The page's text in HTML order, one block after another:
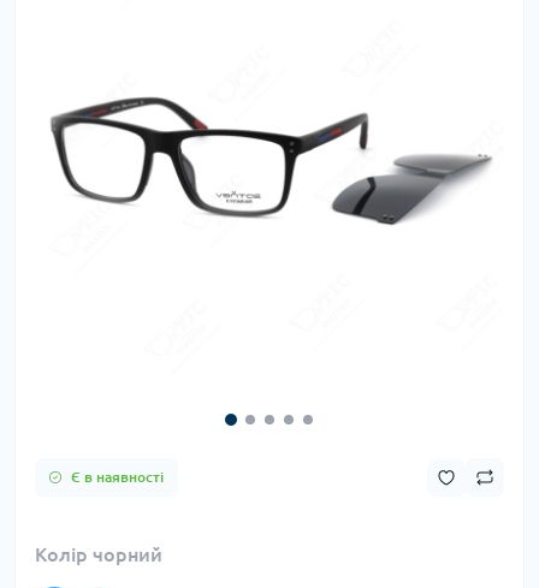
Є в наявності
Колір чорний